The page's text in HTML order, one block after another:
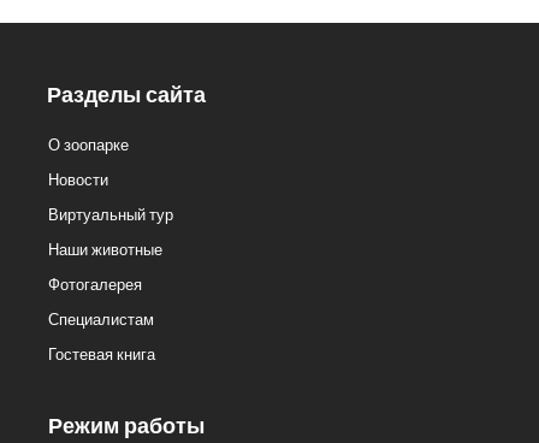
Разделы сайта
О зоопарке
Новости
Виртуальный тур
Наши животные
Фотогалерея
Специалистам
Гостевая книга
Режим работы